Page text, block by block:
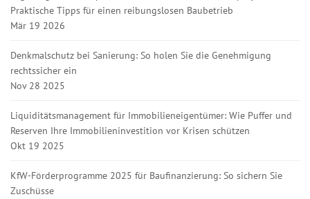
Praktische Tipps für einen reibungslosen Baubetrieb
Mär 19 2026
Denkmalschutz bei Sanierung: So holen Sie die Genehmigung
rechtssicher ein
Nov 28 2025
Liquiditätsmanagement für Immobilieneigentümer: Wie Puffer und
Reserven Ihre Immobilieninvestition vor Krisen schützen
Okt 19 2025
KfW-Förderprogramme 2025 für Baufinanzierung: So sichern Sie
Zuschüsse